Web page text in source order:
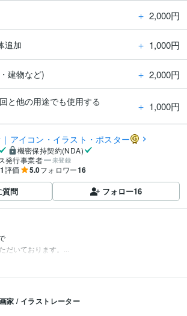
＋ 2,000円
追加 ＋ 1,000円
建物など) ＋ 2,000円
と他の用途でも使用する
＋ 1,000円
アイコン・イラスト・ポスター
機密保持契約(NDA)
発行事業者
未登録
評価 5.0フォロワー16
質問 フォロー16
だいております。...
家 / イラストレーター